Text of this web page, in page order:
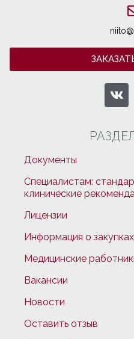
Документы
Специалистам:
клинические
Лицензии
Информация о закупках
Медицинские
Вакансии
Новости
Оставить отзыв